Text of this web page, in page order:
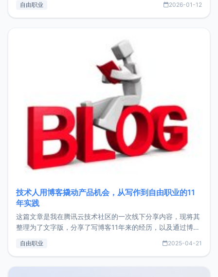
收入下降20%，但却过得很充实，2026年不求突破，但求保
自由职业 2026-01-12
技术人用博客撬动产品机会，从写作到自由职业的11
年实践
这篇文章是我在腾讯云技术社区的一次线下分享内容，现将其
整理为了文字版，分享了写博客11年来的经历，以及通过博客
了我的首个产品ImgURL的真实数据和产品现状。自我介绍大
自由职业 2025-04-21